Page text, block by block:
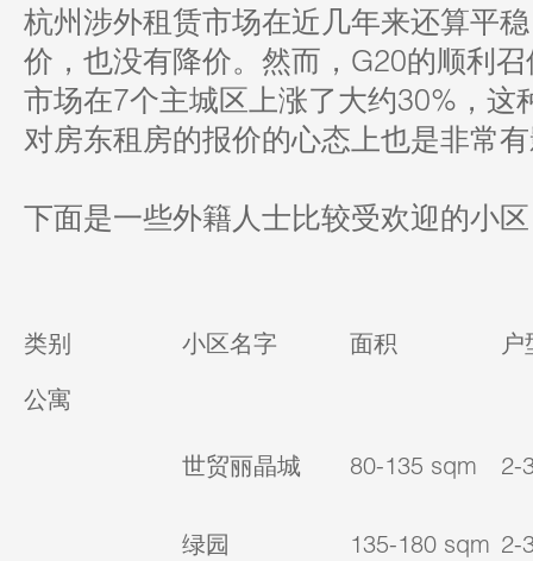
杭州涉外租赁市场在近几年来还算平
价，也没有降价。然而，G20的顺利
市场在7个主城区上涨了大约30%，这
对房东租房的报价的心态上也是非常
下面是一些外籍人士比较受欢迎的小
类别 小区名字 面积
户
公寓
世贸丽晶城 80-135 sqm 2-
绿园 135-180 sqm 2-